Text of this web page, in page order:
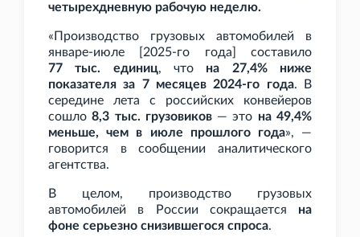
четырехдневную рабочую неделю.
«Производство грузовых автомобилей в
январе-июле [2025-го года] составило
77
тыс. единиц, что на 27,4% ниже
показателя за 7 месяцев 2024-го года. В
середине лета с российских конвейеров
сошло8,3 тыс. грузовиков— это на 49,4%
меньше, чем в июле прошлого года», —
говорится в сообщении аналитического
агентства.
В целом, производство грузовых
автомобилей в России сокращается на
фоне серьезно снизившегося спроса.